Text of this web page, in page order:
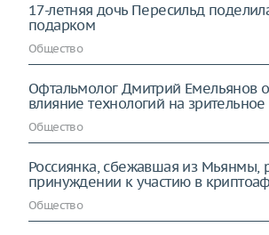
17-летняя дочь Пересильд
подарком
Общество
Офтальмолог Дмитрий Емельянов
влияние технологий на
Общество
Россиянка, сбежавшая из Мьянмы,
принуждении к участию в
Общество